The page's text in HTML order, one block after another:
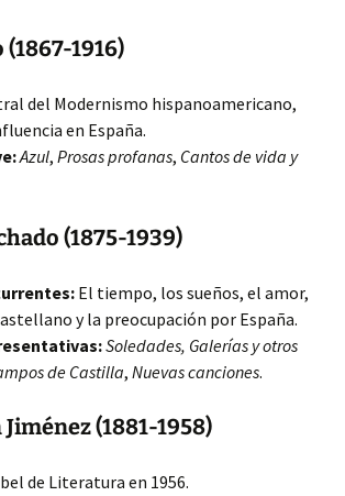
1916)
del Modernismo hispanoamericano,
en España.
Azul, Prosas profanas, Cantos de vida y
(1875-1939)
El tiempo, los sueños, el amor,
y la preocupación por España.
Soledades, Galerías y otros
de Castilla, Nuevas canciones.
(1881-1958)
de Literatura en 1956.